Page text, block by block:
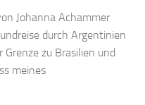
Johanna Achammer
durch Argentinien
zu Brasilien und
meines